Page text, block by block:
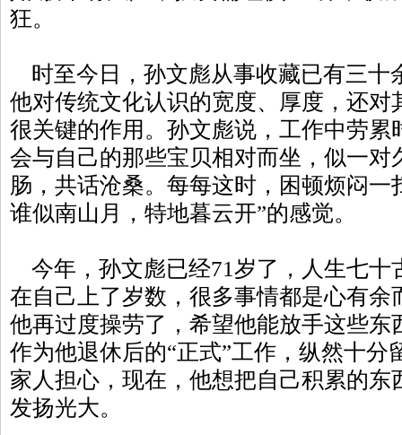
狂。
时至今日，孙文彪从事收藏已有三十
他对传统文化认识的宽度、厚度，还对
很关键的作用。孙文彪说，工作中劳累
会与自己的那些宝贝相对而坐，似一对
肠，共话沧桑。每每这时，困顿烦闷一
谁似南山月，特地暮云开”的感觉。
今年，孙文彪已经71岁了，人生七十
在自己上了岁数，很多事情都是心有余
他再过度操劳了，希望他能放手这些东
作为他退休后的“正式”工作，纵然十分
家人担心，现在，他想把自己积累的东
发扬光大。